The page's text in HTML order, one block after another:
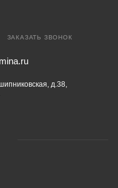
ЗАКАЗАТЬ ЗВОНОК
д.38,